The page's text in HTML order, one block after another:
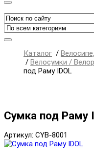
Каталог /
/ Велосумки /
под Раму IDOL
Сумка под Раму
Артикул: CYB-8001